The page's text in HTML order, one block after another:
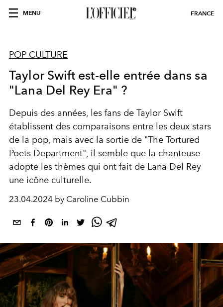
MENU FRANCE
POP CULTURE
Taylor Swift est-elle entrée dans sa
"Lana Del Rey Era" ?
Depuis des années, les fans de Taylor Swift
établissent des comparaisons entre les deux stars
de la pop, mais avec la sortie de "The Tortured
Poets Department", il semble que la chanteuse
adopte les thèmes qui ont fait de Lana Del Rey
une icône culturelle.
23.04.2024 by Caroline Cubbin